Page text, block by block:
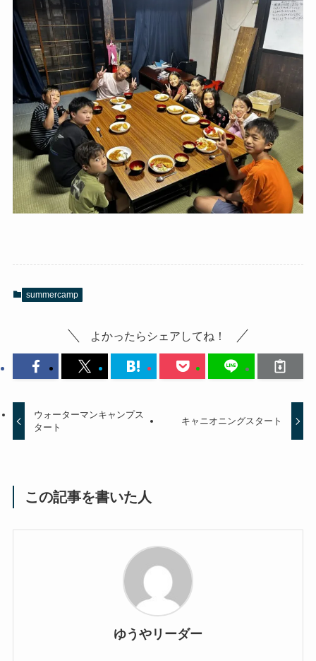
summercamp
よかったらシェアしてね！
ウォーターマンキャンプス
タート
キャニオニングスタート
この記事を書いた人
ゆうやリーダー